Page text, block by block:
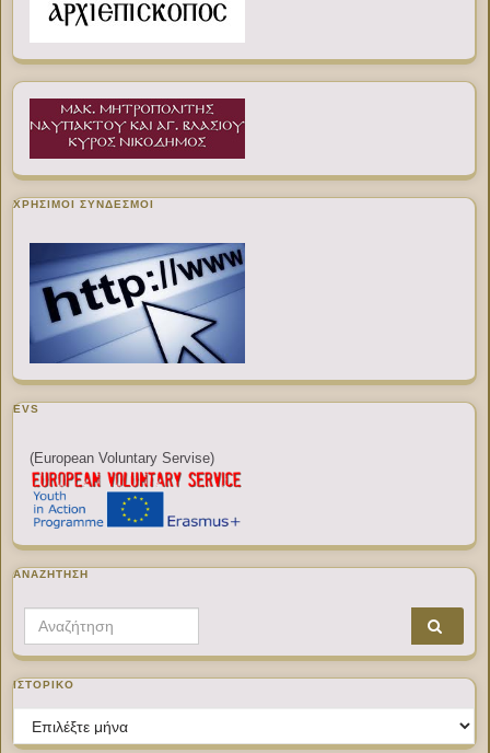
ΧΡΉΣΙΜΟΙ ΣΎΝΔΕΣΜΟΙ
EVS
(European Voluntary Servise)
ΑΝΑΖΉΤΗΣΗ
Search for:
ΙΣΤΟΡΙΚΌ
Ιστορικό